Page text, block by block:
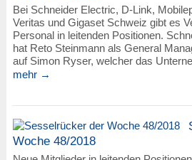
Bei Schneider Electric, D-Link,
Veritas und Gigaset Schweiz gibt es
Personal in leitenden Positionen.
hat Reto Steinmann als General
auf Simon Ryser, welcher das
mehr →
Woche 48/2018